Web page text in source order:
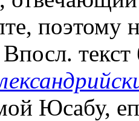
поэтому
Юсабу,